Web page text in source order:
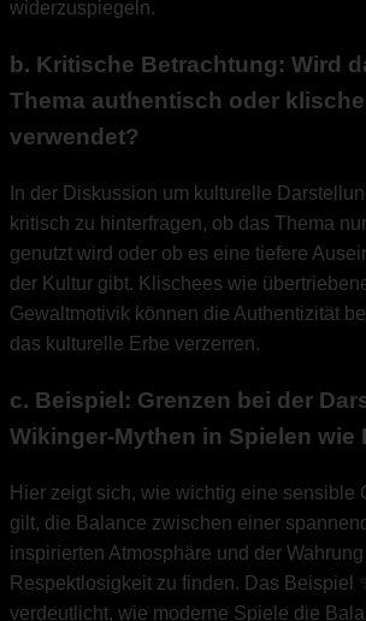
widerzuspiegeln.
b. Kritische Betrachtung: Wird
Thema authentisch oder
verwendet?
In der Diskussion um kulturelle
kritisch zu hinterfragen, ob das Thema
genutzt wird oder ob es eine tiefere
der Kultur gibt. Klischees wie
Gewaltmotivik können die Authentizität
das kulturelle Erbe verzerren.
c. Beispiel: Grenzen bei der
Wikinger-Mythen in Spielen wie
Hier zeigt sich, wie wichtig eine sensible
gilt, die Balance zwischen einer
inspirierten Atmosphäre und der
Respektlosigkeit zu finden. Das Beispiel
verdeutlicht, wie moderne Spiele die